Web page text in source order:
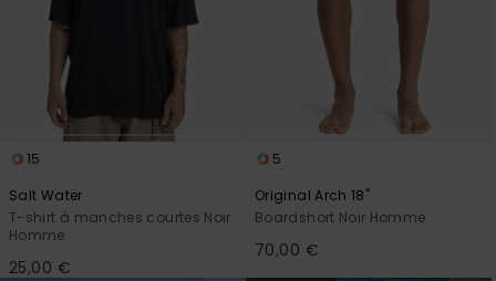
15
Salt Water
T-shirt à manches courtes Noir
Homme
25,00 €
5
Original Arch 18"
Boardshort Noir Homme
70,00 €